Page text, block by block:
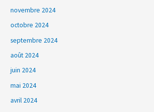
novembre 2024
octobre 2024
septembre 2024
août 2024
juin 2024
mai 2024
avril 2024